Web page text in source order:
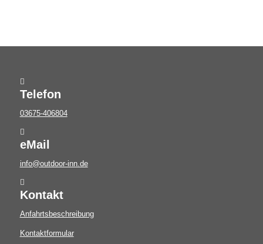
Telefon
03675-406804
eMail
info@outdoor-inn.de
Kontakt
Anfahrtsbeschreibung
Kontaktformular